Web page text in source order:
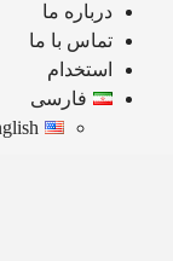
درباره ما
تماس با ما
استخدام
فارسی